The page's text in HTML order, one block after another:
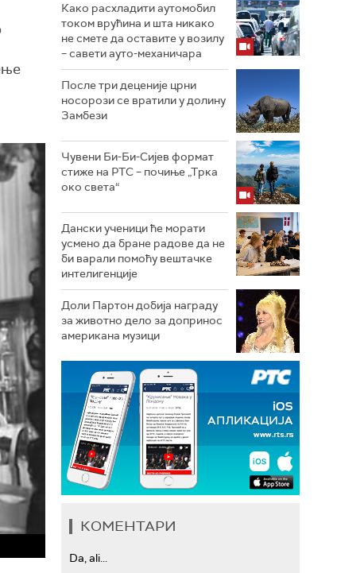
Како расхладити аутомобил
током врућина и шта никако
не смете да оставите у возилу
– савети ауто-механичара
После три деценије црни
носорози се вратили у долину
Замбези
Чувени Би-Би-Сијев формат
стиже на РТС – почиње „Трка
око света“
Дански ученици ће морати
усмено да бране радове да не
би варали помоћу вештачке
интелигенције
Доли Партон добија награду
за животно дело за допринос
американа музици
КОМЕНТАРИ
Da, ali...